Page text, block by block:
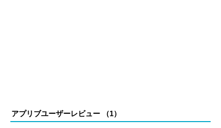
アプリブユーザーレビュー （1）